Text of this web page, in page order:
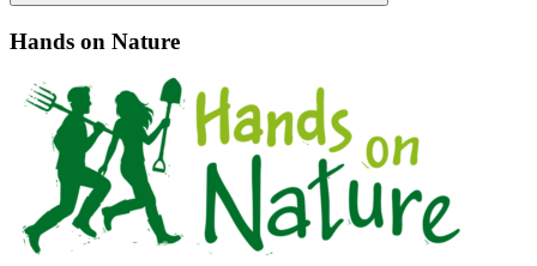
Suchen
Hands on Nature